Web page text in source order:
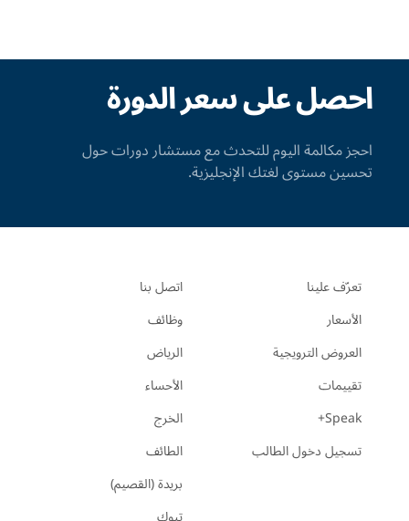
احصل على سعر الدورة
احجز مكالمة اليوم للتحدث مع مستشار دورات حول
تحسين مستوى لغتك الإنجليزية.
تعرّف علينا
الأسعار
العروض الترويجية
تقييمات
Speak+
تسجيل دخول الطالب
اتصل بنا
وظائف
الرياض
الأحساء
الخرج
الطائف
بريدة (القصيم)